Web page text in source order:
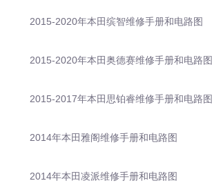
2015-2020年本田缤智维修手册和电路图
2015-2020年本田奥德赛维修手册和电路图
2015-2017年本田思铂睿维修手册和电路图
2014年本田雅阁维修手册和电路图
2014年本田凌派维修手册和电路图